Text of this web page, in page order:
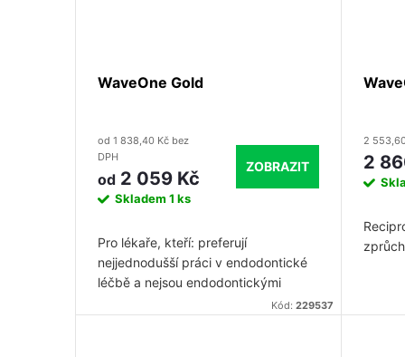
WaveOne Gold
od 1 838,40 Kč bez
DPH
od 2 059 Kč
Skladem 1 ks
ZOBRAZIT
Pro lékaře, kteří: preferují
nejjednodušší práci v endodontické
léčbě a nejsou endodontickými
Kód:229537
2
2